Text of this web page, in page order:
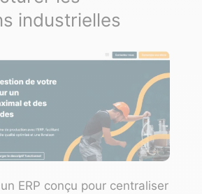
industrielles
ERP conçu pour centraliser